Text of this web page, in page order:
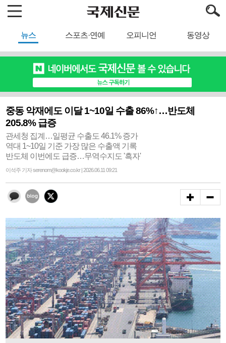
뉴스 스포츠·연예 오피니언 동영상
중동 악재에도 이달 1~10일 수출 86%↑…반도체
205.8% 급증
관세청 집계…일평균 수출도 46.1% 증가
역대 1~10일 기준 가장 많은 수출액 기록
반도체 이번에도 급증…무역수지도 '흑자'
이석주 기자 serenom@kookje.co.kr | 2026.06.11 09:21